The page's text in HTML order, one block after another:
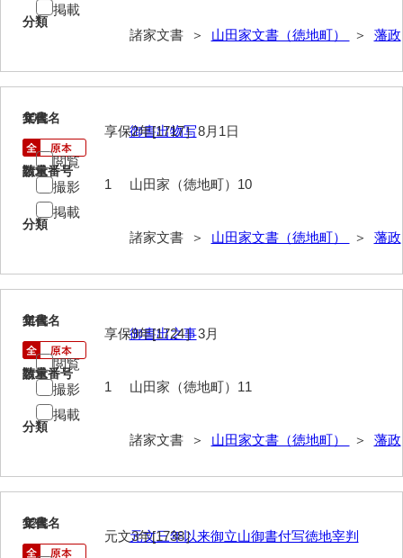
岡本家文書（島根県）
岡本家文書（周防大島町）
小川五郎収集史料
小沢家文書（阿東町）
小沢太郎文書
小田家文書（柳井市金屋）
小田家文書（柳井市和田）
小野家文書
影山家文書
分類
諸家文書 ＞ 山田家文書（徳地町） ＞ 藩政
掲載
10
文書名
御書出物写
請求番号
山田家（徳地町）10
分類
諸家文書 ＞ 山田家文書（徳地町） ＞ 藩政
年代
享保2年[1717］8月1日
数量
1
閲覧
撮影
掲載
11
文書名
御書出之事
請求番号
山田家（徳地町）11
分類
諸家文書 ＞ 山田家文書（徳地町） ＞ 藩政
年代
享保9年[1724］3月
数量
1
閲覧
撮影
掲載
12
文書名
元文三年以来御立山御書付写徳地宰判
年代
元文3年[1738］